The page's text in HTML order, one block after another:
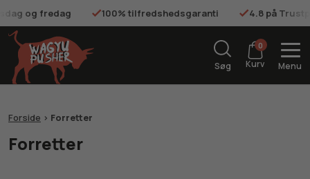
og fredag 100% tilfredshedsgaranti 4.8 på
Søg
0
Kurv Menu
Forside > Forretter
Forretter